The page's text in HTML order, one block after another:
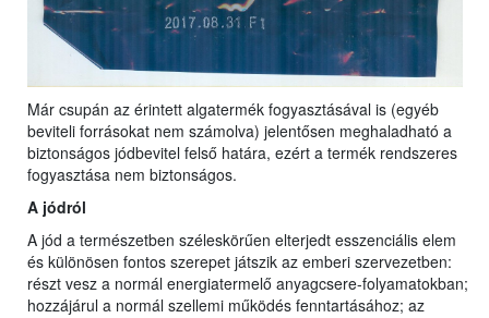
Már csupán az érintett algatermék fogyasztásával is (egyéb
beviteli forrásokat nem számolva) jelentősen meghaladható a
biztonságos jódbevitel felső határa, ezért a termék rendszeres
fogyasztása nem biztonságos.
A jódról
A jód a természetben széleskörűen elterjedt esszenciális elem
és különösen fontos szerepet játszik az emberi szervezetben:
részt vesz a normál energiatermelő anyagcsere-folyamatokban;
hozzájárul a normál szellemi működés fenntartásához; az